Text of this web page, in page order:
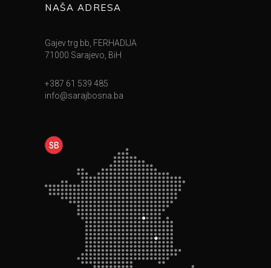
NAŠA ADRESA
Gajev trg bb, FERHADIJA
71000 Sarajevo, BiH
+387 61 539 485
info@sarajbosna.ba